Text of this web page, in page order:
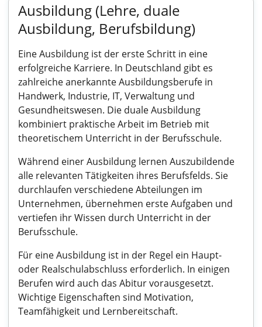
Ausbildung (Lehre, duale
Ausbildung, Berufsbildung)
Eine Ausbildung ist der erste Schritt in eine
erfolgreiche Karriere. In Deutschland gibt es
zahlreiche anerkannte Ausbildungsberufe in
Handwerk, Industrie, IT, Verwaltung und
Gesundheitswesen. Die duale Ausbildung
kombiniert praktische Arbeit im Betrieb mit
theoretischem Unterricht in der Berufsschule.
Während einer Ausbildung lernen Auszubildende
alle relevanten Tätigkeiten ihres Berufsfelds. Sie
durchlaufen verschiedene Abteilungen im
Unternehmen, übernehmen erste Aufgaben und
vertiefen ihr Wissen durch Unterricht in der
Berufsschule.
Für eine Ausbildung ist in der Regel ein Haupt-
oder Realschulabschluss erforderlich. In einigen
Berufen wird auch das Abitur vorausgesetzt.
Wichtige Eigenschaften sind Motivation,
Teamfähigkeit und Lernbereitschaft.